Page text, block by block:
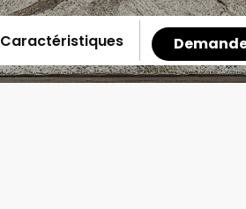
Caractéristiques